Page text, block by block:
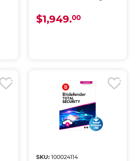
$1,949.00
SKU: 100024114